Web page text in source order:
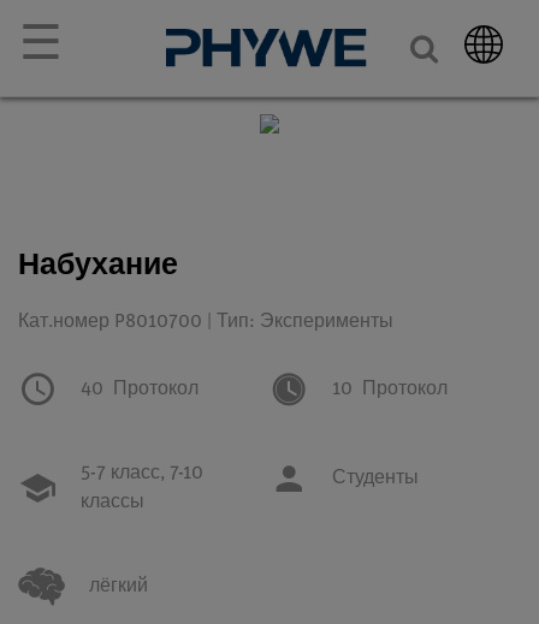
☰
Набухание
Кат.номер P8010700 | Тип: Эксперименты
40 Протокол 10 Протокол
5-7 класс, 7-10
классы
Студенты
лёгкий